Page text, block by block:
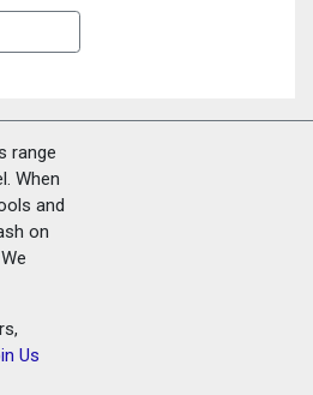
range
When
and
on
Us